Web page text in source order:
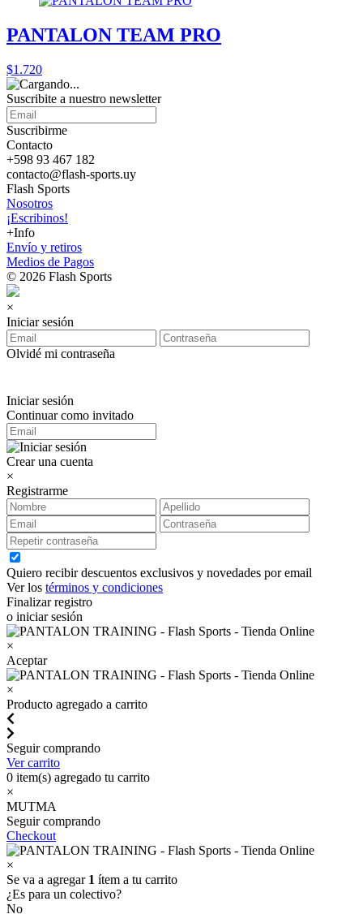
PANTALON TEAM PRO
$1.720
Suscribite a nuestro newsletter
Suscribirme
Contacto
+598 93 467 182
contacto@flash-sports.uy
Flash Sports
Nosotros
¡Escribinos!
+Info
Envío y retiros
Medios de Pagos
© 2026 Flash Sports
×
Iniciar sesión
Olvidé mi contraseña
Iniciar sesión
Continuar como invitado
Crear una cuenta
×
Registrarme
Quiero recibir descuentos exclusivos y novedades por email
Ver los términos y condiciones
Finalizar registro
o iniciar sesión
×
Aceptar
×
Producto agregado a carrito
Seguir comprando
Ver carrito
0 item(s) agregado tu carrito
×
MUTMA
Seguir comprando
Checkout
×
Se va a agregar 1 ítem a tu carrito
¿Es para un colectivo?
No